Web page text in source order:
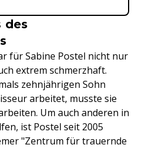
des
für Sabine Postel nicht nur
extrem schmerzhaft.
zehnjährigen Sohn
arbeitet, musste sie
Um auch anderen in
ist Postel seit 2005
"Zentrum für trauernde